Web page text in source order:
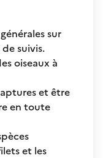
sur
suivis.
oiseaux à
et être
en toute
et les